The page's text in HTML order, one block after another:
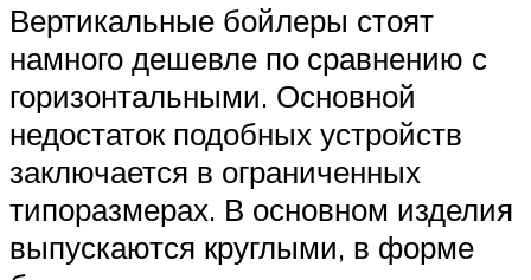
Вертикальные бойлеры стоят
намного дешевле по сравнению с
горизонтальными. Основной
недостаток подобных устройств
заключается в ограниченных
типоразмерах. В основном изделия
выпускаются круглыми, в форме